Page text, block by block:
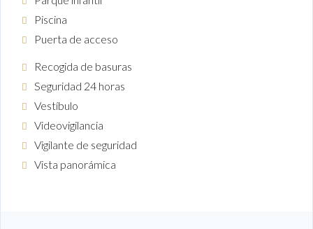
Piscina
Puerta de acceso
Recogida de basuras
Seguridad 24 horas
Vestíbulo
Videovigilancia
Vigilante de seguridad
Vista panorámica